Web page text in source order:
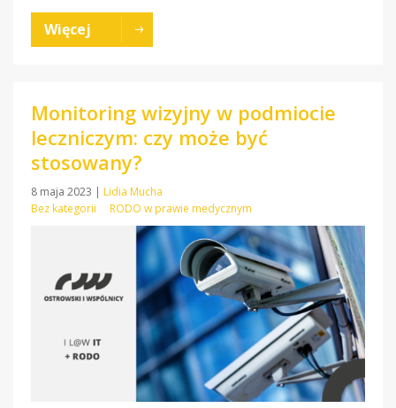
Więcej
Monitoring wizyjny w podmiocie
leczniczym: czy może być
stosowany?
8 maja 2023 | Lidia Mucha
Bez kategorii
RODO w prawie medycznym